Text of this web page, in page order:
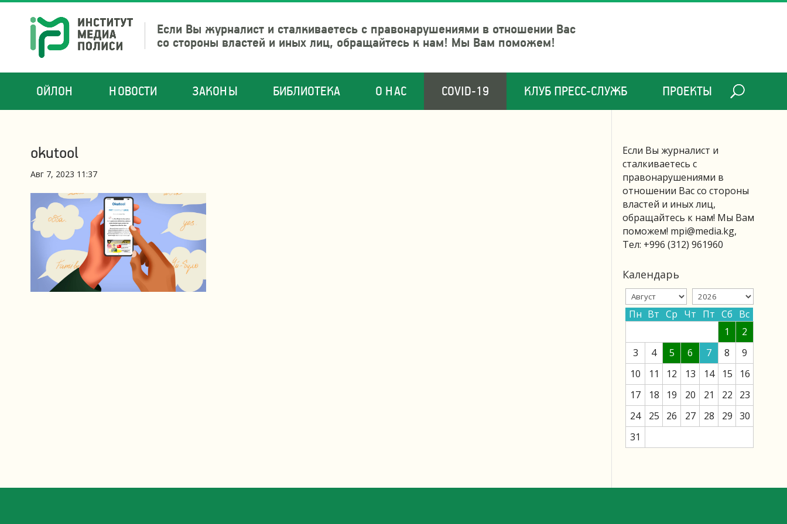
Если Вы журналист и сталкиваетесь с правонарушениями в отношении Вас
со стороны властей и иных лиц, обращайтесь к нам! Мы Вам поможем!
ОЙЛОН НОВОСТИ ЗАКОНЫ БИБЛИОТЕКА О НАС COVID-19 КЛУБ ПРЕСС-СЛУЖБ ПРОЕКТЫ
okutool
Авг 7, 2023 11:37
Если Вы журналист и
сталкиваетесь с
правонарушениями в
отношении Вас со стороны
властей и иных лиц,
обращайтесь к нам! Мы Вам
поможем! mpi@media.kg,
Тел: +996 (312) 961960
Календарь
Пн Вт Ср Чт Пт Сб Вс
1
2
3
4 5 6 7 8
9
10
11 12 13 14 15
16
17
18 19 20 21 22
23
24
25 26 27 28 29 30
31